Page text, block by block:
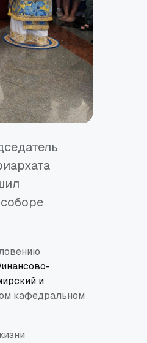
и
кафедральном